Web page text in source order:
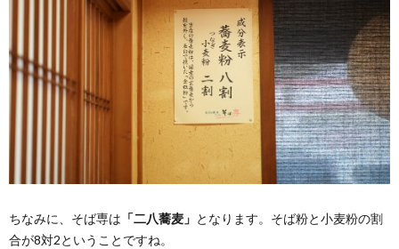
ちなみに、そば専は 「二八蕎麦」 となります。そば粉と小麦粉の割
合が8対2ということですね。